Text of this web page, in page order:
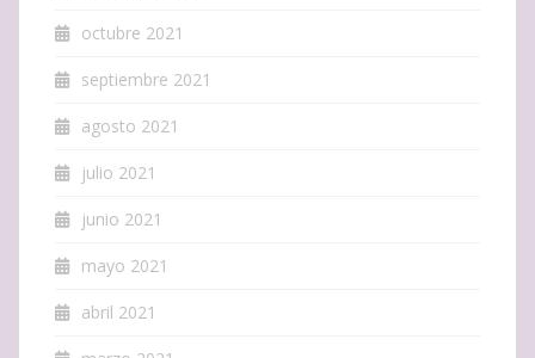
octubre 2021
septiembre 2021
agosto 2021
julio 2021
junio 2021
mayo 2021
abril 2021